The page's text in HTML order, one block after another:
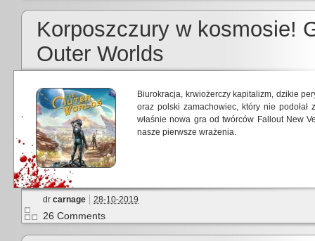
Korposzczury w kosmosie!
Outer Worlds
Biurokracja, krwiożerczy kapitalizm, dzikie
oraz polski zamachowiec, który nie
właśnie nowa gra od twórców Fallout New
nasze pierwsze wrażenia.
dr carnage 28-10-2019
26 Comments